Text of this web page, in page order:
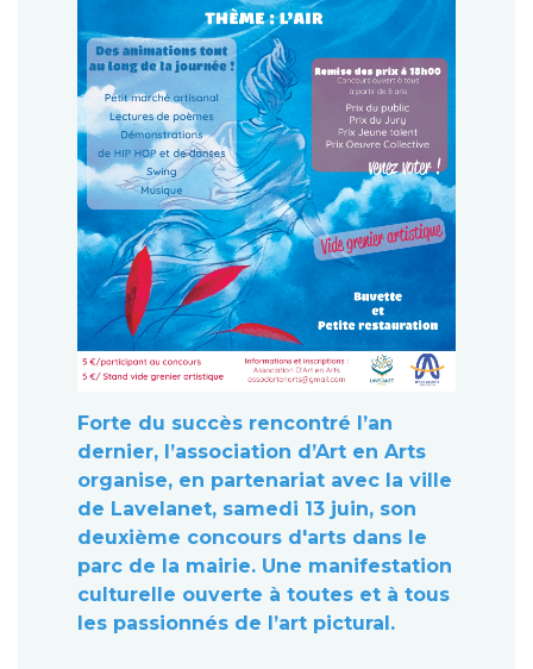
Forte du succès rencontré l’an
dernier, l’association d’Art en Arts
organise, en partenariat avec la ville
de Lavelanet, samedi 13 juin, son
deuxième concours d'arts dans le
parc de la mairie. Une manifestation
culturelle ouverte à toutes et à tous
les passionnés de l’art pictural.